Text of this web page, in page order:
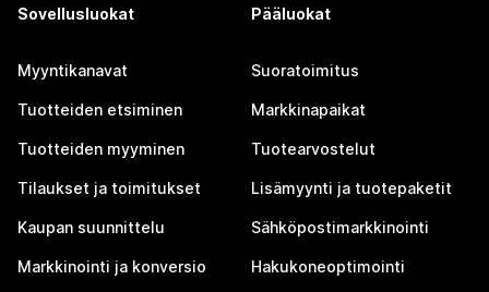
Sovellusluokat
Myyntikanavat
Tuotteiden etsiminen
Tuotteiden myyminen
Tilaukset ja toimitukset
Kaupan suunnittelu
Markkinointi ja konversio
Pääluokat
Suoratoimitus
Markkinapaikat
Tuotearvostelut
Lisämyynti ja tuotepaketit
Sähköpostimarkkinointi
Hakukoneoptimointi